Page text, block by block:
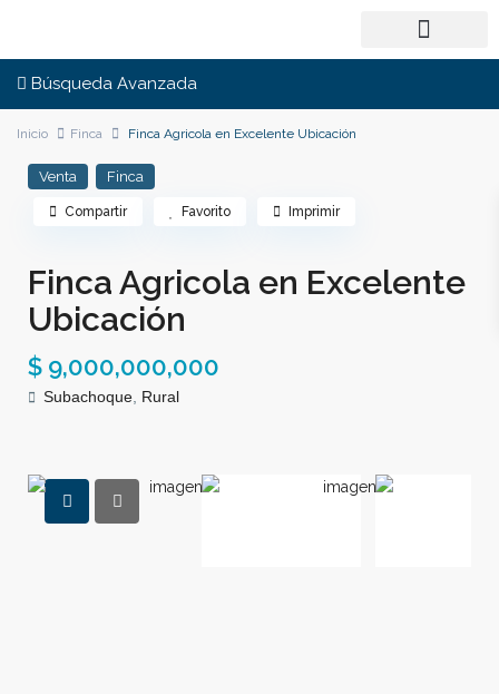
Búsqueda Avanzada
Inicio Finca Finca Agricola en Excelente Ubicación
Venta Finca
Finca Agricola en Excelente
Ubicación
$ 9,000,000,000
Subachoque Rural
Compartir Favorito Imprimir